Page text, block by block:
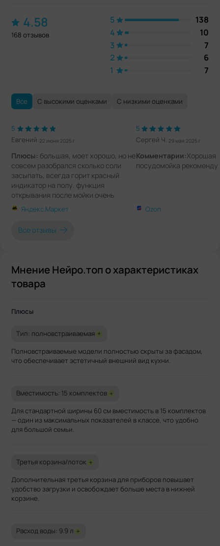
4.58
168 отзывов
5
138
4
10
3
7
2
6
1
7
Все С высокими оценками С низкими оценками
5
Евгений 22 июня 2025 г.
Плюсы: большая, моет хорошо, но не
совсем разобрался сколько соли
засыпать, всегда горит красный
индикатор на полу. функция
открывания после мойки очень
нравится.
Минусы:не выявлено
Яндекс.Маркет
5
Сергей Ч. 29 мая 2025 г.
Комментарии:Хорошая
посудомойка
Ozon
Все отзывы
Мнение Нейро.топ о характеристиках
товара
Плюсы
Тип: полновстраиваемая +
Полновстраиваемые модели полностью скрыты за фасадом,
что обеспечивает эстетичный внешний вид кухни.
Вместимость: 15 комплектов +
Для стандартной ширины 60 см вместимость в 15 комплектов
— один из максимальных показателей в классе, что удобно
для большой семьи.
Третья корзина/лоток +
Дополнительная третья корзина для приборов повышает
удобство загрузки и освобождает больше места в нижней
корзине.
Расход воды: 9.9 л +